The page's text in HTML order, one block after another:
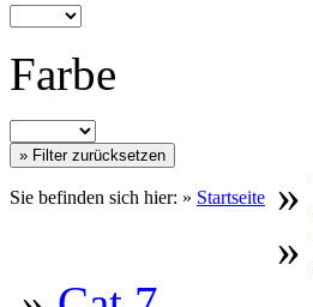
Farbe
Sie befinden sich hier: » Startseite »
»